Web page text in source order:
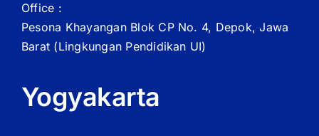
Office :
Pesona Khayangan Blok CP No. 4, Depok, Jawa
Barat (Lingkungan Pendidikan UI)
Yogyakarta